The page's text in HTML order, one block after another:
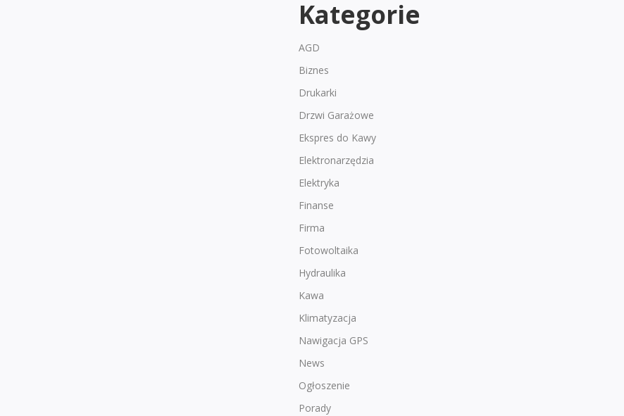
Kategorie
AGD
Biznes
Drukarki
Drzwi Garażowe
Ekspres do Kawy
Elektronarzędzia
Elektryka
Finanse
Firma
Fotowoltaika
Hydraulika
Kawa
Klimatyzacja
Nawigacja GPS
News
Ogłoszenie
Porady